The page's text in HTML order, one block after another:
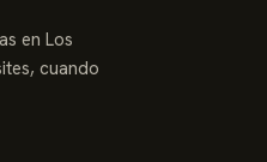
en Los
cuando